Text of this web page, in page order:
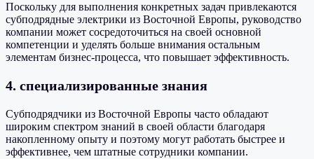
Поскольку для выполнения конкретных задач привлекаются
субподрядные электрики из Восточной Европы, руководство
компании может сосредоточиться на своей основной
компетенции и уделять больше внимания остальным
элементам бизнес-процесса, что повышает эффективность.
4. специализированные знания
Субподрядчики из Восточной Европы часто обладают
широким спектром знаний в своей области благодаря
накопленному опыту и поэтому могут работать быстрее и
эффективнее, чем штатные сотрудники компании.